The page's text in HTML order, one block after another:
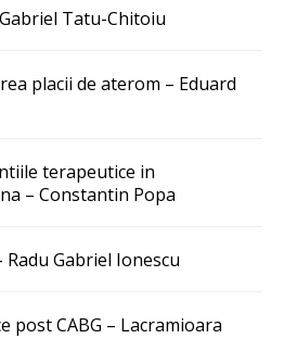
Tatu-Chitoiu
placii de aterom – Eduard
terapeutice in
– Constantin Popa
Gabriel Ionescu
post CABG – Lacramioara